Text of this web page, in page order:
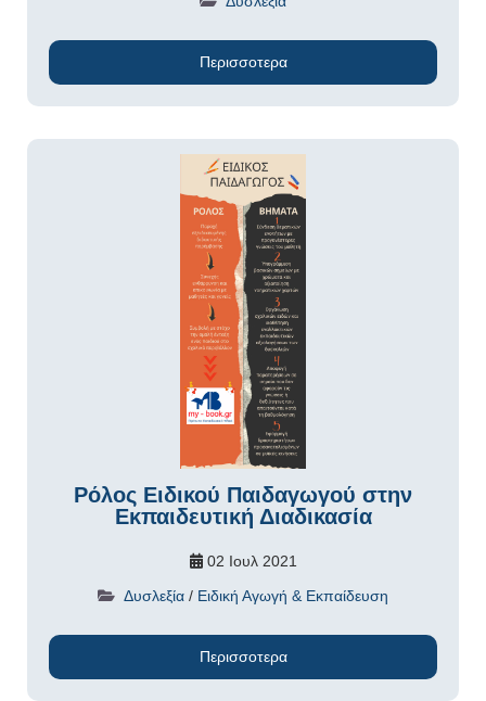
Περισσοτερα
Ρόλος Ειδικού Παιδαγωγού στην
Εκπαιδευτική Διαδικασία
02 Ιουλ 2021
Δυσλεξία / Ειδική Αγωγή & Εκπαίδευση
Περισσοτερα